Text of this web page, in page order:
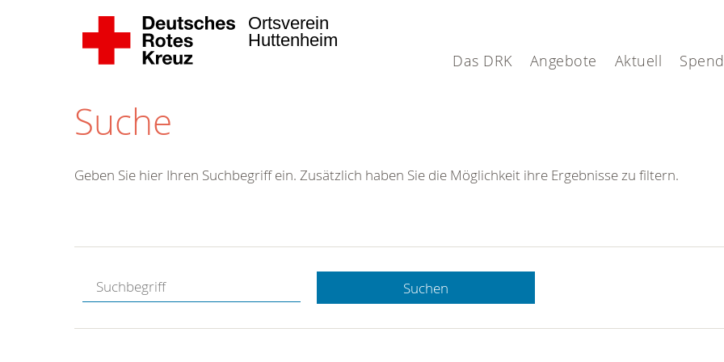
Das DRK Angebote Aktuell
Ortsverein
Huttenheim
Suche
Hotline.
gerne.
Geben Sie hier Ihren Suchbegriff ein. Zusätzlich haben Sie die Möglichkeit ihre Ergebnisse zu filtern.
Suchen